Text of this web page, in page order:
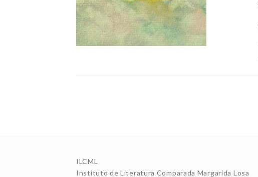
ILCML
Instituto de Literatura Comparada Margarida Losa